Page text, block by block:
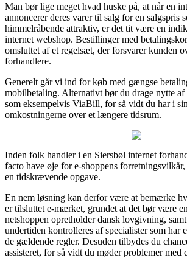
Man bør lige meget hvad huske på, at når en
annoncerer deres varer til salg for en salgspris
himmelråbende attraktiv, er det tit være en
internet webshop. Bestillinger med
omsluttet af et regelsæt, der forsvarer kunden
forhandlere.
Generelt går vi ind for køb med gængse
mobilbetaling. Alternativt bør du drage nytte af
som eksempelvis ViaBill, for så vidt du har i
omkostningerne over et længere tidsrum.
Inden folk handler i en Siersbøl internet
facto have øje for e-shoppens
en tidskrævende opgave.
En nem løsning kan derfor være at bemærke
er tilsluttet e-mærket, grundet at det bør være
netshoppen opretholder dansk lovgivning,
undertiden kontrolleres af specialister som har
de gældende regler. Desuden tilbydes du
assisteret, for så vidt du møder problemer med